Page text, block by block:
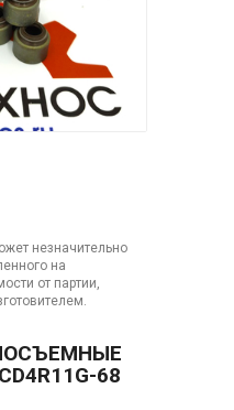
незначительно
на
от партии,
68